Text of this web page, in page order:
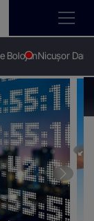
BolojanNicușor Dan
2022
2022